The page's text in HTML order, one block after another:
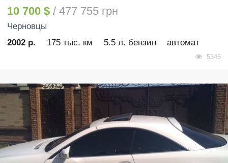
10 700 $ / 477 755 грн
Черновцы
2002 р.
175 тыс. км 5.5 л. бензин автомат
5345